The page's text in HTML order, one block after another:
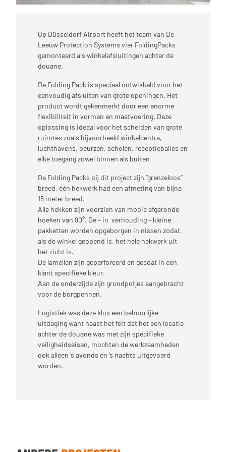
Op Düsseldorf Airport heeft het team van De
Leeuw Protection Systems vier FoldingPacks
gemonteerd als winkelafsluitingen achter de
douane.
De Folding Pack is speciaal ontwikkeld voor het
eenvoudig afsluiten van grote openingen. Het
product wordt gekenmerkt door een enorme
flexibiliteit in vormen en maatvoering. Deze
oplossing is ideaal voor het scheiden van grote
ruimtes zoals bijvoorbeeld winkelcentra,
luchthavens, beurzen, scholen, receptiebalies en
elke toegang zowel binnen als buiten
De Folding Packs bij dit project zijn “grenzeloos”
breed, één hekwerk had een afmeting van bijna
15 meter breed.
Alle hekken zijn voorzien van mooie afgeronde
hoeken van 90°. De – in verhouding – kleine
pakketten worden opgeborgen in nissen zodat,
als de winkel geopend is, het hele hekwerk uit
het zicht is.
De lamellen zijn geperforeerd en gecoat in een
klant specifieke kleur.
Aan de onderzijde zijn grondpotjes aangebracht
voor de borgpennen.
Logistiek was deze klus een behoorlijke
uitdaging want naast het feit dat het een locatie
achter de douane was met zijn specifieke
veiligheidseisen, mochten de werkzaamheden
ook alleen ‘s avonds en ’s nachts uitgevoerd
worden.